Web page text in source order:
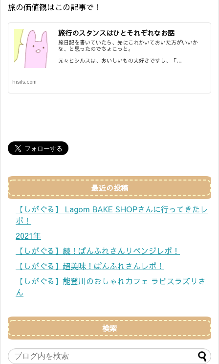
旅の価値観はこの記事で！
旅行のスタンスはひとそれぞれなお話
旅日記を書いていたら、先にこれかいておいた方がいいか
な、と思ったのでちょこっと。
元々ヒシルスは、おいしいもの大好きですし、「…
hisils.com
最近の投稿
【しがぐる】 Lagom BAKE SHOPさんに行ってきたレ
ポ！
2021年
【しがぐる】続！ぱんふれさんリベンジレポ！
【しがぐる】超美味！ぱんふれさんレポ！
【しがぐる】能登川のおしゃれカフェ ラピスラズリさ
ん
検索